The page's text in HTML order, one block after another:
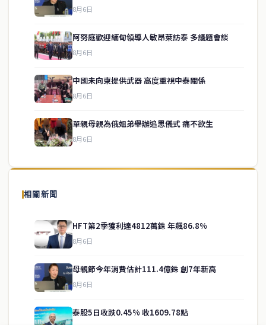
8月6日
阿努庭歡迎緬甸領導人敏昂萊訪泰 多議題會談
8月6日
中國未向柬提供武器 高度重視中泰關係
8月6日
單親母親為俄姐弟舉辦追思儀式 痛不欲生
8月6日
相關新聞
HFT第2季獲利達4812萬銖 年飆86.8%
8月6日
母親節今年消費估計111.4億銖 創7年新高
8月6日
泰股5日收跌0.45% 收1609.78點
關於我們
泰國中文新聞（TCN）是一家總部設於曼谷的中文新聞媒體，致力於
供即時、客觀、多元的中文新聞內容。
房地產
service@thaichinesenews.com